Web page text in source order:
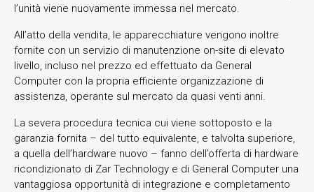
l’unità viene nuovamente immessa nel mercato.
All’atto della vendita, le apparecchiature vengono inoltre
fornite con un servizio di manutenzione on-site di elevato
livello, incluso nel prezzo ed effettuato da General
Computer con la propria efficiente organizzazione di
assistenza, operante sul mercato da quasi venti anni.
La severa procedura tecnica cui viene sottoposto e la
garanzia fornita – del tutto equivalente, e talvolta superiore,
a quella dell’hardware nuovo – fanno dell’offerta di hardware
ricondizionato di Zar Technology e di General Computer una
vantaggiosa opportunità di integrazione e completamento